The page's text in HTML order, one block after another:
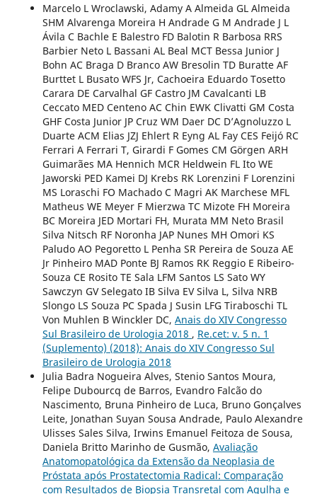
Marcelo L Wroclawski, Adamy A Almeida GL Almeida
SHM Alvarenga Moreira H Andrade G M Andrade J L
Ávila C Bachle E Balestro FD Balotin R Barbosa RRS
Barbier Neto L Bassani AL Beal MCT Bessa Junior J
Bohn AC Braga D Branco AW Bresolin TD Buratte AF
Burttet L Busato WFS Jr, Cachoeira Eduardo Tosetto
Carara DE Carvalhal GF Castro JM Cavalcanti LB
Ceccato MED Centeno AC Chin EWK Clivatti GM Costa
GHF Costa Junior JP Cruz WM Daer DC D’Agnoluzzo L
Duarte ACM Elias JZJ Ehlert R Eyng AL Fay CES Feijó RC
Ferrari A Ferrari T, Girardi F Gomes CM Görgen ARH
Guimarães MA Hennich MCR Heldwein FL Ito WE
Jaworski PED Kamei DJ Krebs RK Lorenzini F Lorenzini
MS Loraschi FO Machado C Magri AK Marchese MFL
Matheus WE Meyer F Mierzwa TC Mizote FH Moreira
BC Moreira JED Mortari FH, Murata MM Neto Brasil
Silva Nitsch RF Noronha JAP Nunes MH Omori KS
Paludo AO Pegoretto L Penha SR Pereira de Souza AE
Jr Pinheiro MAD Ponte BJ Ramos RK Reggio E Ribeiro-
Souza CE Rosito TE Sala LFM Santos LS Sato WY
Sawczyn GV Selegato IB Silva EV Silva L, Silva NRB
Slongo LS Souza PC Spada J Susin LFG Tiraboschi TL
Von Muhlen B Winckler DC, Anais do XIV Congresso
Sul Brasileiro de Urologia 2018 , Re.cet: v. 5 n. 1
(Suplemento) (2018): Anais do XIV Congresso Sul
Brasileiro de Urologia 2018
Julia Badra Nogueira Alves, Stenio Santos Moura,
Felipe Dubourcq de Barros, Evandro Falcão do
Nascimento, Bruna Pinheiro de Luca, Bruno Gonçalves
Leite, Jonathan Suyan Sousa Andrade, Paulo Alexandre
Ulisses Sales Silva, Irwins Emanuel Feitoza de Sousa,
Daniela Britto Marinho de Gusmão, Avaliação
Anatomopatológica da Extensão da Neoplasia de
Próstata após Prostatectomia Radical: Comparação
com Resultados de Biopsia Transretal com Agulha e